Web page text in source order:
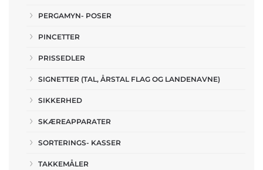
PERGAMYN- POSER
PINCETTER
PRISSEDLER
SIGNETTER (TAL, ÅRSTAL FLAG OG LANDENAVNE)
SIKKERHED
SKÆREAPPARATER
SORTERINGS- KASSER
TAKKEMÅLER